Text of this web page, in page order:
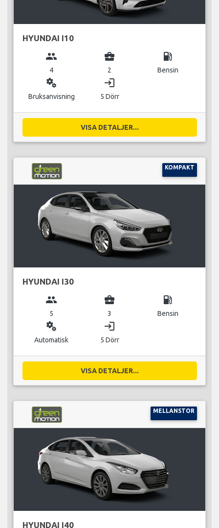
HYUNDAI I10
group
4
business_center
2
local_gas_station
Bensin
miscellaneous_services
Bruksanvisning
login
5 Dörr
VISA DETALJER...
KOMPAKT
HYUNDAI I30
group
5
business_center
3
local_gas_station
Bensin
miscellaneous_services
Automatisk
login
5 Dörr
VISA DETALJER...
MELLANSTOR
HYUNDAI I40